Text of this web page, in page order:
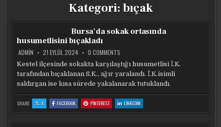
Kategori:bıçak
Bursa’da sokak ortasında
husumetlisini bıçakladı
ADMIN 21 EYLÜL 2024 0 COMMENTS
SOKAK
ORTASINDA
HUSUMETLISINI
BIÇAKLADI
Kestel ilçesinde sokakta karşılaştığı husumetlisi İ.K.
tarafından bıçaklanan S.K., ağır yaralandı. İ.K.isimli
saldırgan ise kısa sürede yakalanarak tutuklandı.
SHARE: X:
BURSA’DA
SOKAK
HUSUMETLISINI
FACEBOOK:
BURSA’DA
SOKAK
HUSUMETLISINI
PINTEREST:
BURSA’DA
SOKAK
HUSUMETLISINI
LINKEDIN
BURSA’DA
SOKAK
HUSUMETLISINI